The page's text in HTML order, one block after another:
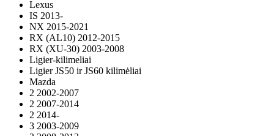
Lexus
IS 2013-
NX 2015-2021
RX (AL10) 2012-2015
RX (XU-30) 2003-2008
Ligier-kilimeliai
Ligier JS50 ir JS60 kilimėliai
Mazda
2 2002-2007
2 2007-2014
2 2014-
3 2003-2009